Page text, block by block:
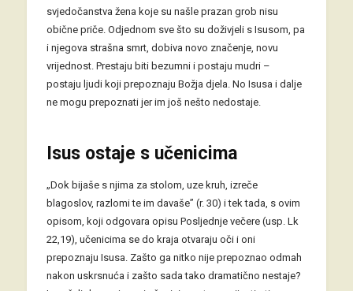
svjedočanstva žena koje su našle prazan grob nisu
obične priče. Odjednom sve što su doživjeli s Isusom, pa
i njegova strašna smrt, dobiva novo značenje, novu
vrijednost. Prestaju biti bezumni i postaju mudri –
postaju ljudi koji prepoznaju Božja djela. No Isusa i dalje
ne mogu prepoznati jer im još nešto nedostaje.
Isus ostaje s učenicima
„Dok bijaše s njima za stolom, uze kruh, izreče
blagoslov, razlomi te im davaše” (r. 30) i tek tada, s ovim
opisom, koji odgovara opisu Posljednje večere (usp. Lk
22,19), učenicima se do kraja otvaraju oči i oni
prepoznaju Isusa. Zašto ga nitko nije prepoznao odmah
nakon uskrsnuća i zašto sada tako dramatično nestaje?